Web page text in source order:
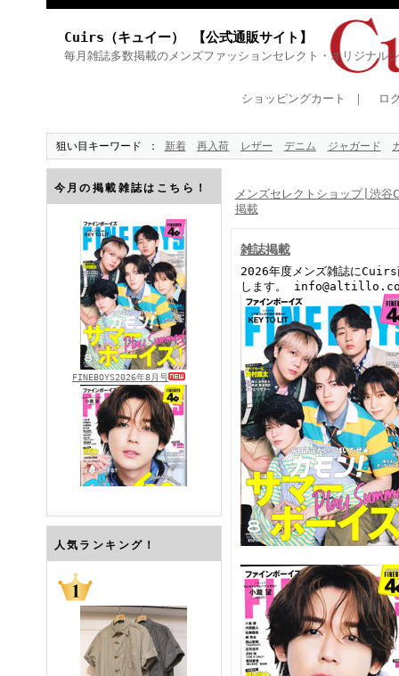
Cuirs（キュイー） 【公式通販サイト】
毎月雑誌多数掲載のメンズファッションセレクト・オリジナル
ショッピングカート ｜ ロ
狙い目キーワード 新着 再入荷 レザー デニム ジャガード
今月の掲載雑誌はこちら！
FINEBOYS2026年8月号
FINEBOYS2026年7月号
人気ランキング！
メンズセレクトショップ|渋
掲載
雑誌掲載
2026年度メンズ雑誌にCuirs
します。